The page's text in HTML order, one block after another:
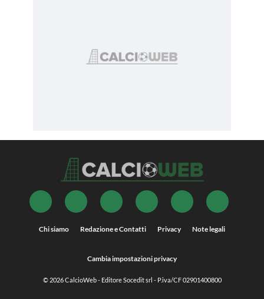
Chi siamo Redazione e Contatti Privacy Note legali
Cambia impostazioni privacy
© 2026CalcioWeb- Editore Socedit srl - P.iva/CF 02901400800